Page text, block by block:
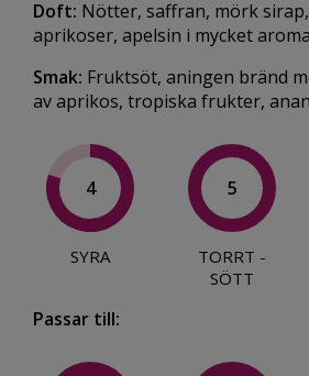
Doft: Nötter, saffran, mörk
aprikoser, apelsin i mycket
Smak: Fruktsöt, aningen bränd
av aprikos, tropiska frukter,
4
SYRA
5
TORRT -
SÖTT
Passar till: